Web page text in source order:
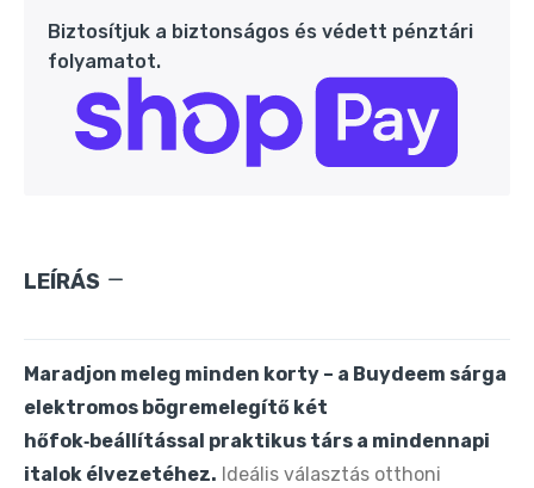
9.890 Ft 20.990 Ft
Oté Hordozható Szódagép 450 ml + 20 db
CO₂ patron – Zöld
20.090 Ft
Oté Hordozható Szódagép 450 ml + 20 db
CO₂ patron – Rózsaszín
9.890 Ft 20.090 Ft
Biztosítjuk a biztonságos és védett pénztári
folyamatot.
LEÍRÁS
Maradjon meleg minden korty – a Buydeem sárga
elektromos bögremelegítő két
hőfok‑beállítással praktikus társ a mindennapi
italok élvezetéhez. Ideális választás otthoni